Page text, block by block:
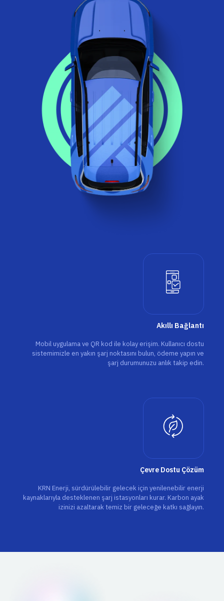
Akıllı Bağlantı
Mobil uygulama ve QR kod ile kolay erişim. Kullanıcı dostu
sistemimizle en yakın şarj noktasını bulun, ödeme yapın ve
şarj durumunuzu anlık takip edin.
Çevre Dostu Çözüm
KRN Enerji, sürdürülebilir gelecek için yenilenebilir enerji
kaynaklarıyla desteklenen şarj istasyonları kurar. Karbon ayak
izinizi azaltarak temiz bir geleceğe katkı sağlayın.